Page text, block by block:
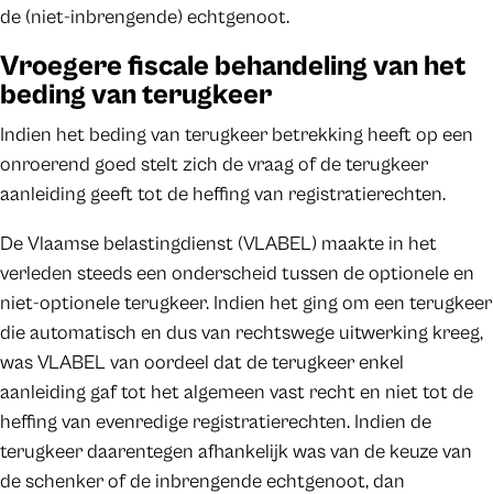
de (niet-inbrengende) echtgenoot.
Vroegere fiscale behandeling van het
beding van terugkeer
Indien het beding van terugkeer betrekking heeft op een
onroerend goed stelt zich de vraag of de terugkeer
aanleiding geeft tot de heffing van registratierechten.
De Vlaamse belastingdienst (VLABEL) maakte in het
verleden steeds een onderscheid tussen de optionele en
niet-optionele terugkeer. Indien het ging om een terugkeer
die automatisch en dus van rechtswege uitwerking kreeg,
was VLABEL van oordeel dat de terugkeer enkel
aanleiding gaf tot het algemeen vast recht en niet tot de
heffing van evenredige registratierechten. Indien de
terugkeer daarentegen afhankelijk was van de keuze van
de schenker of de inbrengende echtgenoot, dan